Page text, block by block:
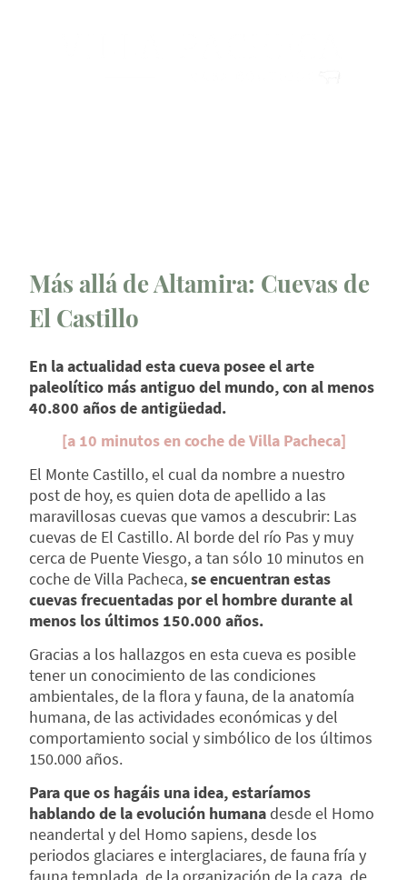
Más allá de Altamira: Cuevas de
El Castillo
En la actualidad esta cueva posee el arte
paleolítico más antiguo del mundo, con al menos
40.800 años de antigüedad.
[a 10 minutos en coche de Villa Pacheca]
El Monte Castillo, el cual da nombre a nuestro
post de hoy, es quien dota de apellido a las
maravillosas cuevas que vamos a descubrir: Las
cuevas de El Castillo. Al borde del río Pas y muy
cerca de Puente Viesgo, a tan sólo 10 minutos en
coche de Villa Pacheca,se encuentran estas
cuevas frecuentadas por el hombre durante al
menos los últimos 150.000 años.
Gracias a los hallazgos en esta cueva es posible
tener un conocimiento de las condiciones
ambientales, de la flora y fauna, de la anatomía
humana, de las actividades económicas y del
comportamiento social y simbólico de los últimos
150.000 años.
Para que os hagáis una idea, estaríamos
hablando de la evolución humanadesde el Homo
neandertal y del Homo sapiens, desde los
periodos glaciares e interglaciares, de fauna fría y
fauna templada, de la organización de la caza, de